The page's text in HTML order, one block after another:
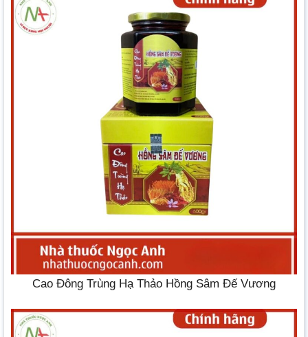
Cao Đông Trùng Hạ Thảo Hồng Sâm Đế Vương